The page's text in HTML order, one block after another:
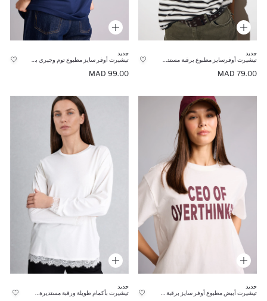
جديد
79.00 MAD
جديد
99.00 MAD
جديد
جديد